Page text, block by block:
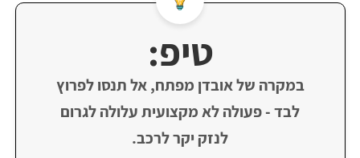
טיפ:
במקרה של אובדן מפתח, אל תנסו לפרוץ
לבד - פעולה לא מקצועית עלולה לגרום
לנזק יקר לרכב.